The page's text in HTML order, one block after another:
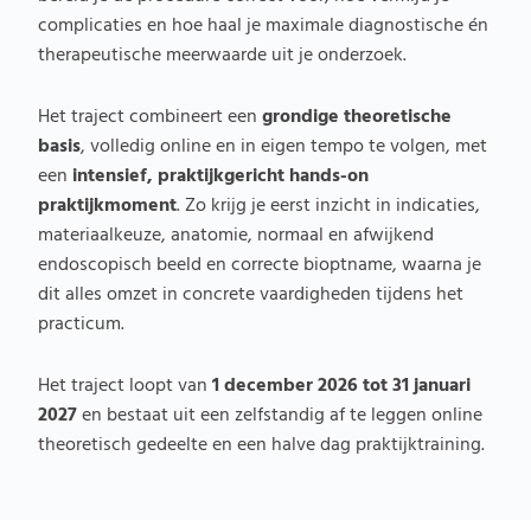
complicaties en hoe haal je maximale diagnostische én
therapeutische meerwaarde uit je onderzoek.
Het traject combineert eengrondige theoretische
basis, volledig online en in eigen tempo te volgen, met
een intensief, praktijkgericht hands-on
praktijkmoment. Zo krijg je eerst inzicht in indicaties,
materiaalkeuze, anatomie, normaal en afwijkend
endoscopisch beeld en correcte bioptname, waarna je
dit alles omzet in concrete vaardigheden tijdens het
practicum.
Het traject loopt van1 december 2026 tot 31 januari
2027en bestaat uit een zelfstandig af te leggen online
theoretisch gedeelte en een halve dag praktijktraining.